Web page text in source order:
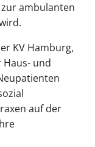
ambulanten
KV Hamburg,
Haus- und
auf der